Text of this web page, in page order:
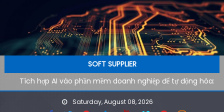
SOFT SUPPLIER
Tích hợp AI vào phần mềm doanh nghiệp để tự động hóa:
Lộ trình kỹ thuật từ pilot đến production
AI agent cho doanh nghiệp: Xu hướng phần mềm tự vận
Saturday, August 08, 2026